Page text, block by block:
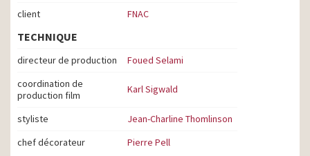
client FNAC
TECHNIQUE
directeur de production
Foued Selami
coordination de
production film
Karl Sigwald
styliste
Jean-Charline Thomlinson
chef décorateur
Pierre Pell